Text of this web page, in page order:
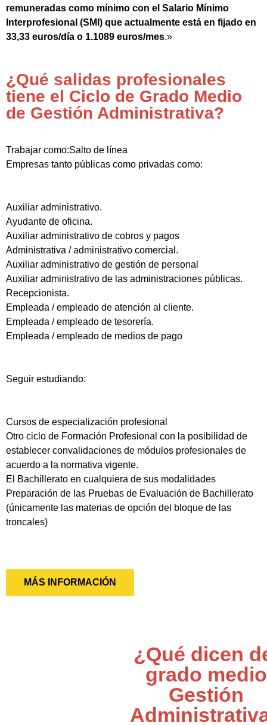
remuneradas como mínimo con el Salario Mínimo
Interprofesional (SMI) que actualmente está en fijado en
33,33 euros/día o 1.1089 euros/mes.»
¿Qué salidas profesionales
tiene el Ciclo de Grado Medio
de Gestión Administrativa?
Trabajar como:Salto de línea
Empresas tanto públicas como privadas como:
Auxiliar administrativo.
Ayudante de oficina.
Auxiliar administrativo de cobros y pagos
Administrativa / administrativo comercial.
Auxiliar administrativo de gestión de personal
Auxiliar administrativo de las administraciones públicas.
Recepcionista.
Empleada / empleado de atención al cliente.
Empleada / empleado de tesorería.
Empleada / empleado de medios de pago
Seguir estudiando:
Cursos de especialización profesional
Otro ciclo de Formación Profesional con la posibilidad de
establecer convalidaciones de módulos profesionales de
acuerdo a la normativa vigente.
El Bachillerato en cualquiera de sus modalidades
Preparación de las Pruebas de Evaluación de Bachillerato
(únicamente las materias de opción del bloque de las
troncales)
MÁS INFORMACIÓN
¿Qué dicen
grado medio
Gestión